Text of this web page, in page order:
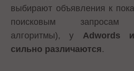
выбирают объявления к
поисковым запросам
алгоритмы), у Adwords
сильно различаются .